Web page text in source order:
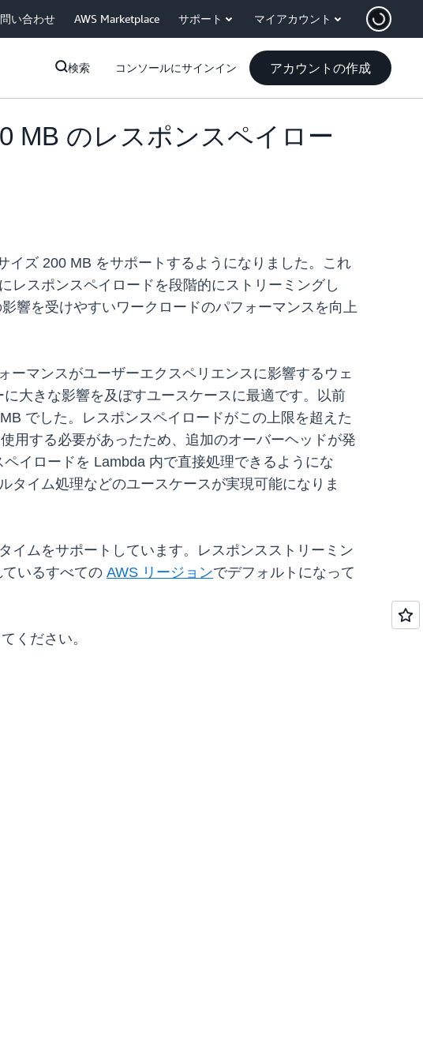
い合わせ AWS Marketplace サポート マイアカウント
検索 コンソールにサインイン アカウントの作成
MB のレスポンスペイロー
イズ 200 MB をサポートするようになりました。これ
レスポンスペイロードを段階的にストリーミングし
響を受けやすいワークロードのパフォーマンスを向上
ーマンスがユーザーエクスペリエンスに影響するウェ
大きな影響を及ぼすユースケースに最適です。以前
でした。レスポンスペイロードがこの上限を超えた
用する必要があったため、追加のオーバーヘッドが発
イロードを Lambda 内で直接処理できるようにな
タイム処理などのユースケースが実現可能になりま
イムをサポートしています。レスポンスストリーミン
いるすべての AWS リージョンでデフォルトになって
ください。